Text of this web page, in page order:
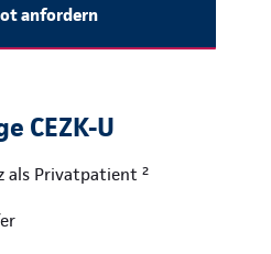
anfordern
CEZK-U
als Privatpatient ²